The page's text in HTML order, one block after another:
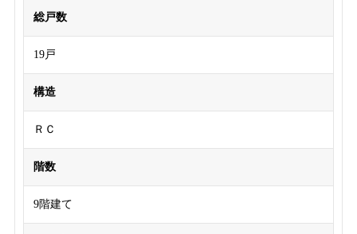
総戸数
19戸
構造
ＲＣ
階数
9階建て